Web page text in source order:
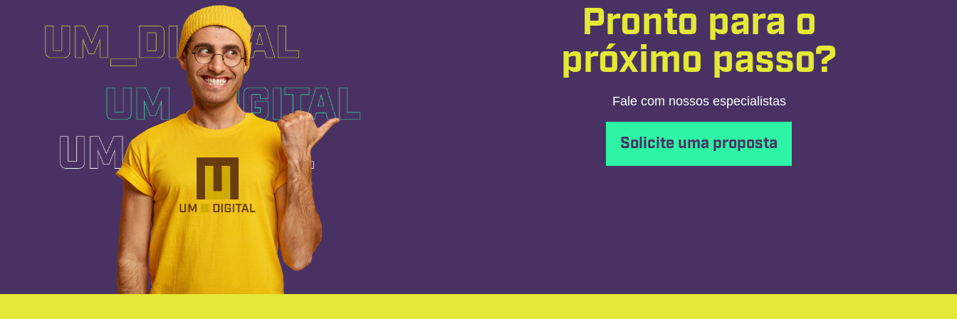
Pronto para o
próximo passo?
Fale com nossos especialistas
Solicite uma proposta